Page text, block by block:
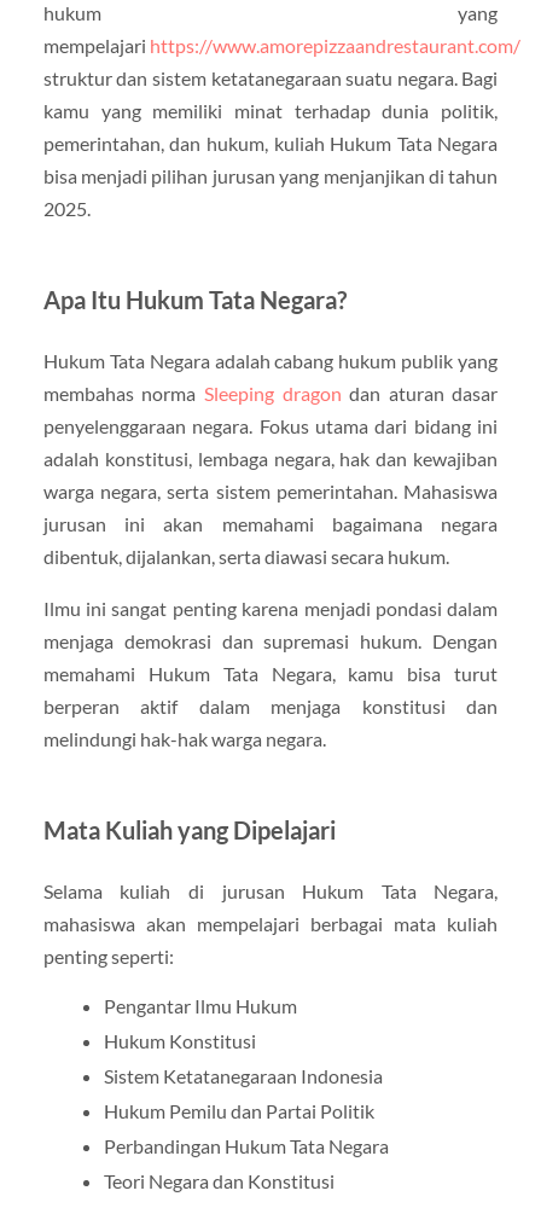
hukum yang
mempelajari https://www.amorepizzaandrestaurant.com/
struktur dan sistem ketatanegaraan suatu negara. Bagi
kamu yang memiliki minat terhadap dunia politik,
pemerintahan, dan hukum, kuliah Hukum Tata Negara
bisa menjadi pilihan jurusan yang menjanjikan di tahun
2025.
Apa Itu Hukum Tata Negara?
Hukum Tata Negara adalah cabang hukum publik yang
membahas norma Sleeping dragon dan aturan dasar
penyelenggaraan negara. Fokus utama dari bidang ini
adalah konstitusi, lembaga negara, hak dan kewajiban
warga negara, serta sistem pemerintahan. Mahasiswa
jurusan ini akan memahami bagaimana negara
dibentuk, dijalankan, serta diawasi secara hukum.
Ilmu ini sangat penting karena menjadi pondasi dalam
menjaga demokrasi dan supremasi hukum. Dengan
memahami Hukum Tata Negara, kamu bisa turut
berperan aktif dalam menjaga konstitusi dan
melindungi hak-hak warga negara.
Mata Kuliah yang Dipelajari
Selama kuliah di jurusan Hukum Tata Negara,
mahasiswa akan mempelajari berbagai mata kuliah
penting seperti:
Pengantar Ilmu Hukum
Hukum Konstitusi
Sistem Ketatanegaraan Indonesia
Hukum Pemilu dan Partai Politik
Perbandingan Hukum Tata Negara
Teori Negara dan Konstitusi